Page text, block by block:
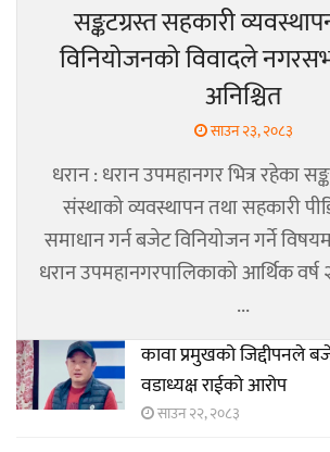
सङ्कटग्रस्त सहकारी
विनियोजनको विवादले
अनिश्चित
साउन २३, २०८३
धरान : धरान उपमहानगर भित्र रहेका
संस्थाको व्यवस्थापन तथा सहकारी
समाधान गर्न बजेट विनियोजन गर्ने
धरान उपमहानगरपालिकाको आर्थिक
...
कावा प्रमुखको जिद्दीपनले
वडाध्यक्ष राईको आरोप
साउन २२, २०८३